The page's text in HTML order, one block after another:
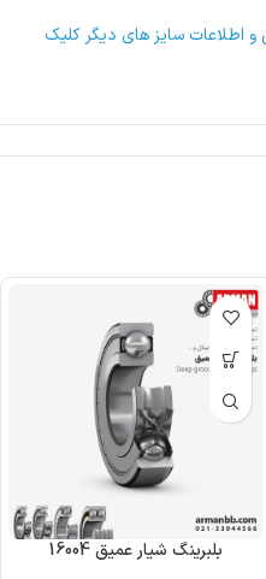
اطلاعات سایز های دیگر کلیک
بلبرینگ شیار عمیق 16004